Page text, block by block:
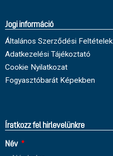
Jogi információ
Általános Szerződési Feltételek
Adatkezelési Tájékoztató
Cookie Nyilatkozat
Fogyasztóbarát Képekben
Íratkozz fel hirlevelünkre
Név